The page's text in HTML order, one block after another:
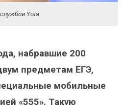
Yota
набравшие 200
предметам ЕГЭ,
мобильные
«555». Такую